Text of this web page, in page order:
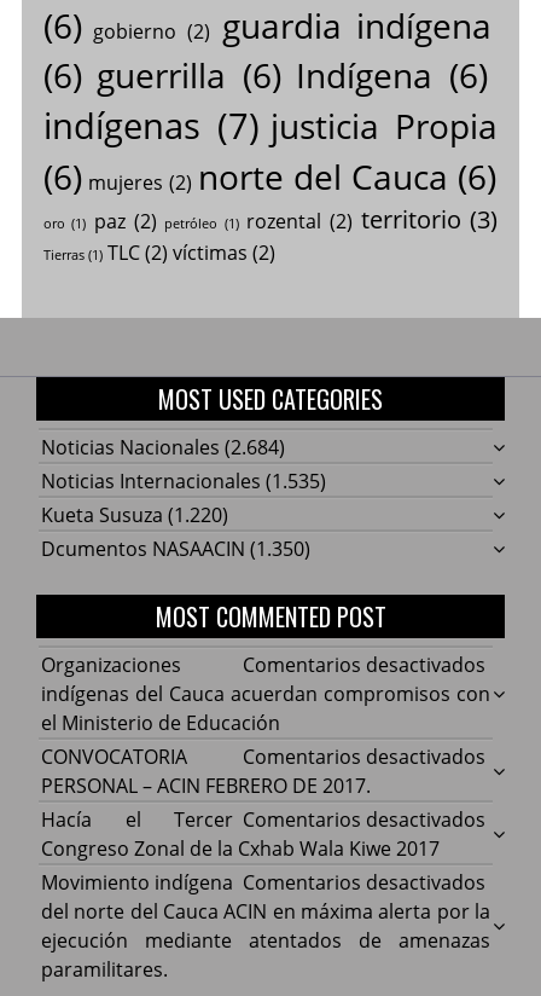
(6) gobierno (2) guardia indígena
(6) guerrilla (6) Indígena (6)
indígenas (7) justicia Propia
(6) mujeres (2) norte del Cauca (6)
oro (1) paz (2) petróleo (1) rozental (2) territorio (3)
Tierras(1) TLC(2) víctimas (2)
MOST USED CATEGORIES
Noticias Nacionales (2.684)
Noticias Internacionales (1.535)
Kueta Susuza (1.220)
Dcumentos NASAACIN (1.350)
MOST COMMENTED POST
Comentarios desactivados
Cauca
con
de
Organizaciones
indígenas del Cauca acuerdan compromisos con
el Ministerio de Educación
Comentarios desactivados
ACIN
DE
CONVOCATORIA
PERSONAL – ACIN FEBRERO DE 2017.
Comentarios desactivados
Hacía
Hacía el Tercer
Congreso Zonal de la Cxhab Wala Kiwe 2017
Comentarios desactivados
Movimiento indígena
del norte del Cauca ACIN en máxima alerta por la
ejecución mediante atentados de amenazas
paramilitares.